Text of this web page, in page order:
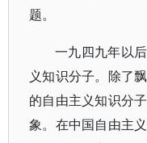
题。
一九四九年以
义知识分子。除了
的自由主义知识分
象。在中国自由主